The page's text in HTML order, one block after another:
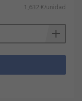
1,632 €/unidad